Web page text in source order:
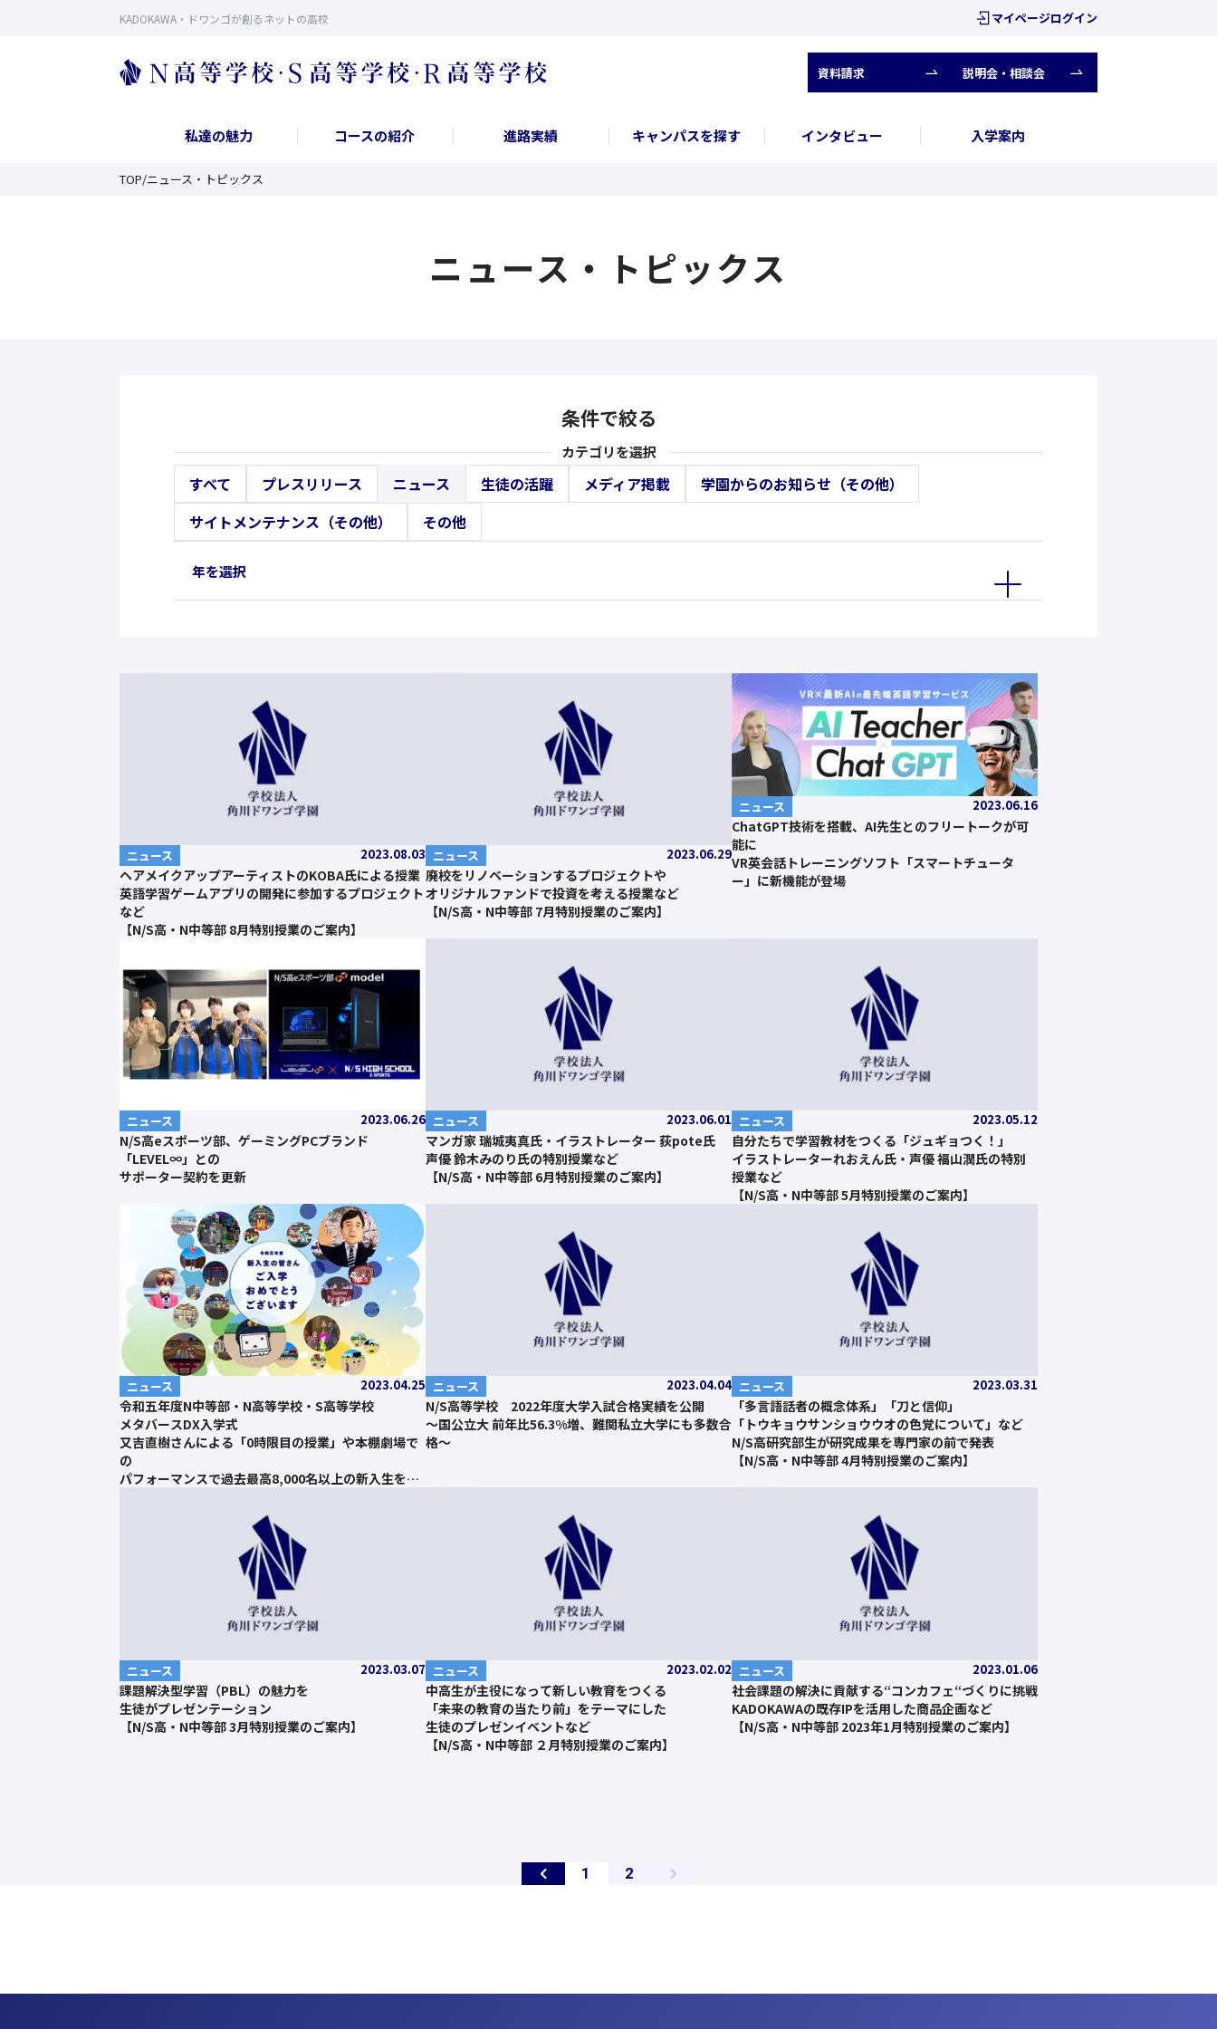
KADOKAWA・ドワンゴが創るネットの高校 マイページログイン
資料請求 説明会・相談会
私達の魅力 コースの紹介 進路実績 キャンパスを探す インタビュー 入学案内
TOP/ニュース・トピックス
ニュース・トピックス
条件で絞る
カテゴリを選択
すべて プレスリリース ニュース 生徒の活躍 メディア掲載
学園からのお知らせ（その他）
サイトメンテナンス（その他）
その他
年を選択
ニュース 2023.08.03
ヘアメイクアップアーティストのKOBA氏による授業
英語学習ゲームアプリの開発に参加するプロジェクト
など
【N/S高・N中等部 8月特別授業のご案内】
ニュース 2023.06.29
廃校をリノベーションするプロジェクトや
オリジナルファンドで投資を考える授業など
【N/S高・N中等部 7月特別授業のご案内】
ニュース 2023.06.16
ChatGPT技術を搭載、AI先生とのフリートークが可
能に
VR英会話トレーニングソフト「スマートチュータ
ー」に新機能が登場
ニュース 2023.06.26
N/S高eスポーツ部、ゲーミングPCブランド
「LEVEL∞」との
サポーター契約を更新
ニュース 2023.06.01
マンガ家 瑞城夷真氏・イラストレーター 荻pote氏
声優 鈴木みのり氏の特別授業など
【N/S高・N中等部 6月特別授業のご案内】
ニュース 2023.05.12
自分たちで学習教材をつくる「ジュギョつく！」
イラストレーターれおえん氏・声優 福山潤氏の特別
授業など
【N/S高・N中等部 5月特別授業のご案内】
ニュース 2023.04.25
令和五年度N中等部・N高等学校・S高等学校
メタバースDX入学式
又吉直樹さんによる「0時限目の授業」や本棚劇場で
の
パフォーマンスで過去最高8,000名以上の新入生を歓
ニュース 2023.04.04
N/S高等学校 2022年度大学入試合格実績を公開
～国公立大 前年比56.3%増、難関私立大学にも多数合
格～
ニュース 2023.03.31
「多言語話者の概念体系」「刀と信仰」
「トウキョウサンショウウオの色覚について」など
N/S高研究部生が研究成果を専門家の前で発表
【N/S高・N中等部 4月特別授業のご案内】
ニュース 2023.03.07
課題解決型学習（PBL）の魅力を
生徒がプレゼンテーション
【N/S高・N中等部 3月特別授業のご案内】
ニュース 2023.02.02
中高生が主役になって新しい教育をつくる
「未来の教育の当たり前」をテーマにした
生徒のプレゼンイベントなど
【N/S高・N中等部 ２月特別授業のご案内】
ニュース 2023.01.06
社会課題の解決に貢献する“コンカフェ“づくりに挑戦
KADOKAWAの既存IPを活用した商品企画など
【N/S高・N中等部 2023年1月特別授業のご案内】
1
ー
2